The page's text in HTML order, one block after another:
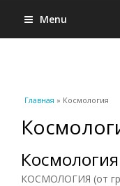
Menu
Вы здесь
Главная » Космология
Космология
КОСМОЛОГИЯ (от